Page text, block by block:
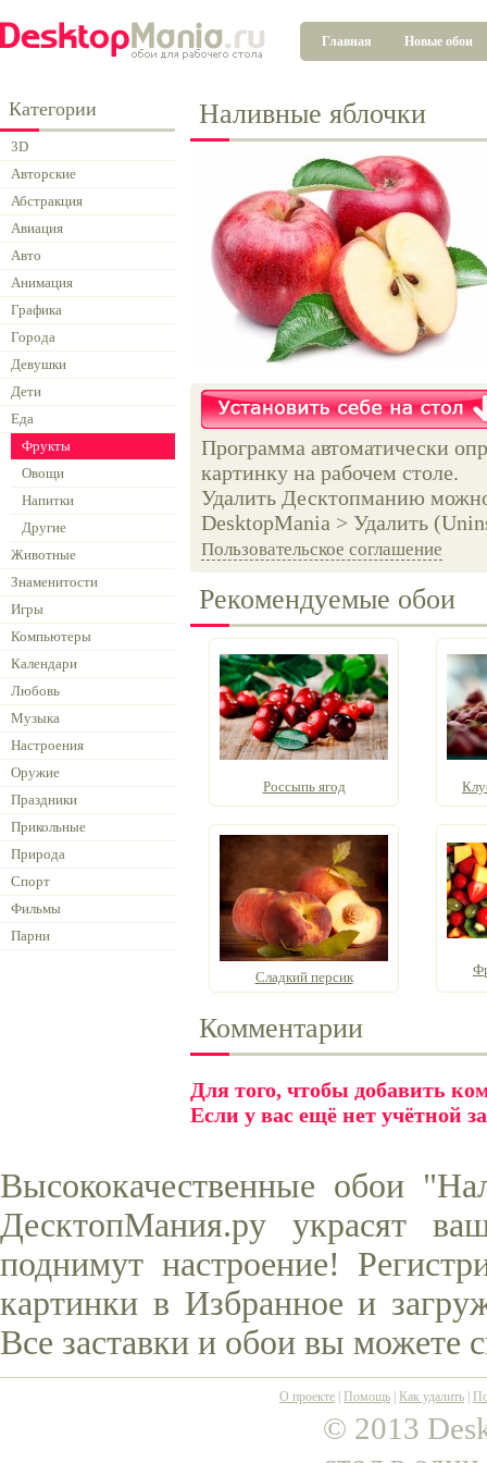
Главная Новые обои
Категории
3D
Авторские
Абстракция
Авиация
Авто
Анимация
Графика
Города
Девушки
Дети
Еда
Фрукты
Овощи
Напитки
Другие
Животные
Знаменитости
Игры
Компьютеры
Календари
Любовь
Музыка
Настроения
Оружие
Праздники
Прикольные
Природа
Спорт
Фильмы
Парни
Наливные яблочки
Программа автоматически
картинку на рабочем столе.
Удалить Десктопманию
DesktopMania > Удалить
Пользовательское соглашение
Рекомендуемые обои
Россыпь ягод
Сладкий персик
Комментарии
Для того, чтобы добавить
Если у вас ещё нет учётной
Высококачественные обои
ДесктопМания.ру украсят
поднимут настроение!
картинки в Избранное и
Все заставки и обои вы можете
О проекте Помощь Как удалить
© 2013